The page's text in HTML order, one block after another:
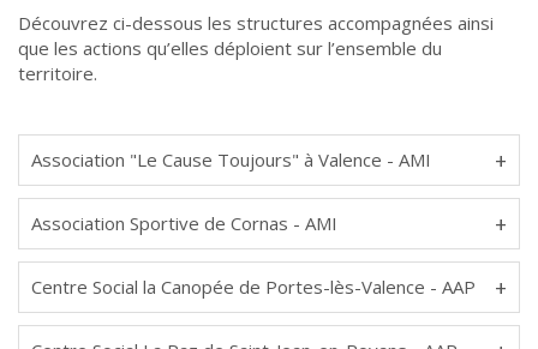
Découvrez ci-dessous les structures accompagnées ainsi
que les actions qu’elles déploient sur l’ensemble du
territoire.
Association "Le Cause Toujours" à Valence - AMI
Association Sportive de Cornas - AMI
Centre Social la Canopée de Portes-lès-Valence - AAP